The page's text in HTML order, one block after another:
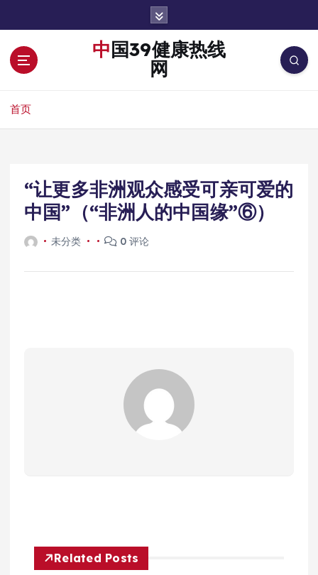
中国39健康热线
网
首页
“让更多非洲观众感受可亲可爱的
中国”（“非洲人的中国缘”⑥）
未分类 0 评论
Related Posts